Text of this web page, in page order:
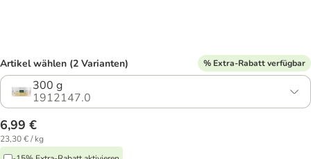
Artikel wählen (2 Varianten) % Extra-Rabatt verfügbar
300 g
1912147.0
6,99 €
23,30 € / kg